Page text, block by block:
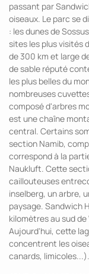
passant par
oiseaux. Le parc se
: les dunes de
sites les plus visités
de 300 km et large
de sable réputé
les plus belles du
nombreuses
composé d'arbres
est une chaîne
central. Certains
section Namib,
correspond à la
Naukluft. Cette
caillouteuses
inselberg, un arbre,
paysage. Sandwich
kilomètres au sud
Aujourd'hui, cette
concentrent les
canards, limicoles...).